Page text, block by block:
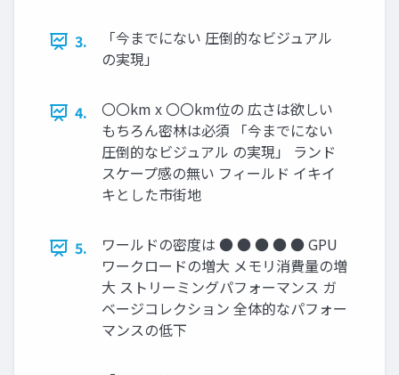
3.
「今までにない 圧倒的なビジュアル
の実現」
4.
〇〇km x 〇〇km位の 広さは欲しい
もちろん密林は必須 「今までにない
圧倒的なビジュアル の実現」 ランド
スケープ感の無い フィールド イキイ
キとした市街地
5.
ワールドの密度は ● ● ● ● ● GPU
ワークロードの増大 メモリ消費量の増
大 ストリーミングパフォーマンス ガ
ベージコレクション 全体的なパフォー
マンスの低下